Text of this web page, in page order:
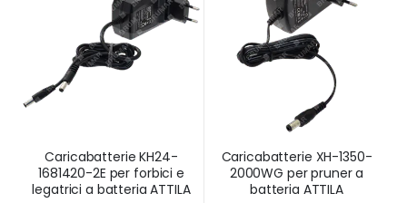
Caricabatterie KH24-
1681420-2E per forbici e
legatrici a batteria ATTILA
Caricabatterie XH-1350-
2000WG per pruner a
batteria ATTILA